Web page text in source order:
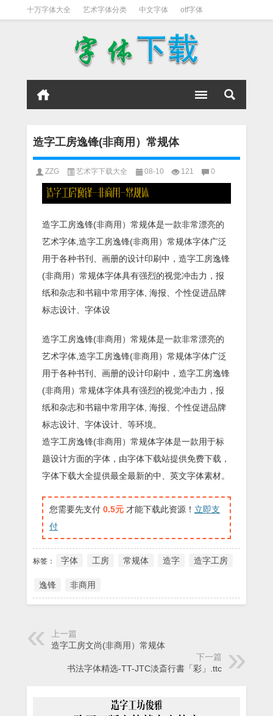
十万字体大全 艺术字体分类 中文字体 otf字体
造字工房逸锋(非商用）常规体
ZZG 艺术字下载大全 08-10 121 0
造字工房逸锋(非商用）常规体是一款非常漂亮的
艺术字体,造字工房逸锋(非商用）常规体字体广泛
用于各种书刊、画册的设计印刷中，造字工房逸锋
(非商用）常规体字体具有强烈的视觉冲击力，报
纸和杂志和书籍中常用字体, 海报、个性促进品牌
标志设计、字体设
造字工房逸锋(非商用）常规体是一款非常漂亮的
艺术字体,造字工房逸锋(非商用）常规体字体广泛
用于各种书刊、画册的设计印刷中，造字工房逸锋
(非商用）常规体字体具有强烈的视觉冲击力，报
纸和杂志和书籍中常用字体, 海报、个性促进品牌
标志设计、字体设计、等环境。
造字工房逸锋(非商用）常规体字体是一款用于标
题设计方面的字体，由字体下载站提供免费下载，
字体下载大全提供最全最新的中、英文字体素材。
您需要先支付 0.5元 才能下载此资源！ 立即支
付
标签： 字体 工房 常规体 造字 造字工房
逸锋 非商用
上一篇
造字工房文尚(非商用）常规体
下一篇
书法字体精选-TT-JTC淡斎行書「彩」.ttc